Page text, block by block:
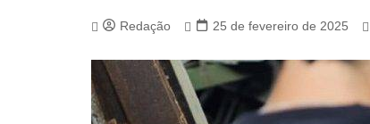
Redação 25 de fevereiro de 2025